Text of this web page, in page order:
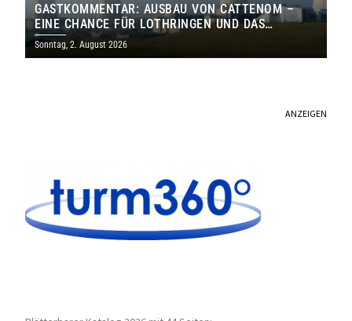
GASTKOMMENTAR: AUSBAU VON CATTENOM –
EINE CHANCE FÜR LOTHRINGEN UND DAS
SAARLAND
Sonntag, 2. August 2026
ANZEIGEN